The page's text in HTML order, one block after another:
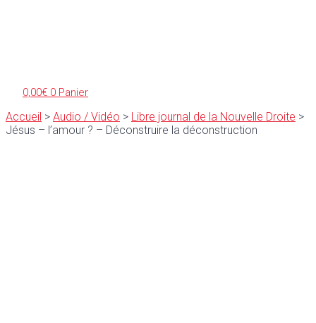
0,00€ 0 Panier
Accueil > Audio / Vidéo > Libre journal de la Nouvelle Droite >
Jésus – l’amour ? – Déconstruire la déconstruction